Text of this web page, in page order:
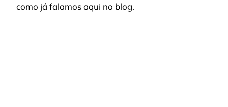
como já falamos aqui no blog.